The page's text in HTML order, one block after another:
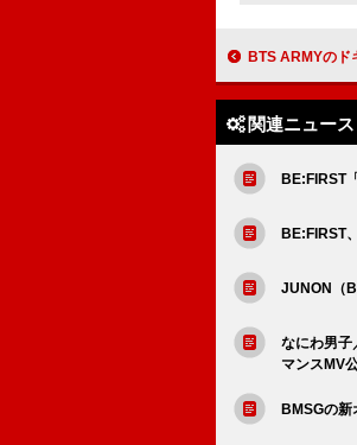
BTS ARMYのド
関連ニュース
BE:FIRST
BE:FIRST
JUNON（
なにわ男子
マンスMV
BMSGの新